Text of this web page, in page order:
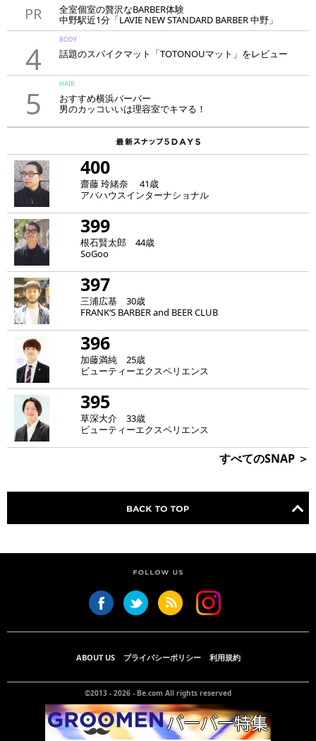
PR
全室個室の贅沢なBARBER体験
中野駅近1分「LAVIE NEW STANDARD BARBER 中野」
4
BODY
話題のスパイクマット「TOTONOUマット」をレビュー
5
HAIR
おすすめ横浜バーバー
男のカッコいいは理容室でキマる！
400
齋藤 玲緒奈 41歳
アバハウスインターナショナル
399
根石賢太郎 44歳
SoGoo
397
三浦広基 30歳
FRANK‘S BARBER and BEER CLUB
396
加藤満純 25歳
ビューティーエクスペリエンス
395
草深大介 33歳
ビューティーエクスペリエンス
すべてのSNAP ＞
ABOUT US プライバシーポリシー 利用規約
©2013 - 2026 - Be.com All rights reserved